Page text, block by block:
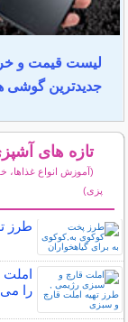
لیست قیمت و
جدیدترین گوشی
تازه های
(آموزش انواع غذاها،
پزی)
طرز
را